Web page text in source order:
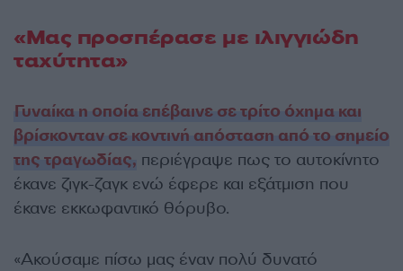
«Μας προσπέρασε με ιλιγγιώδη
ταχύτητα»
Γυναίκα η οποία επέβαινε σε τρίτο όχημα και
βρίσκονταν σε κοντινή απόσταση από το σημείο
της τραγωδίας, περιέγραψε πως το αυτοκίνητο
έκανε ζιγκ-ζαγκ ενώ έφερε και εξάτμιση που
έκανε εκκωφαντικό θόρυβο.
«Ακούσαμε πίσω μας έναν πολύ δυνατό